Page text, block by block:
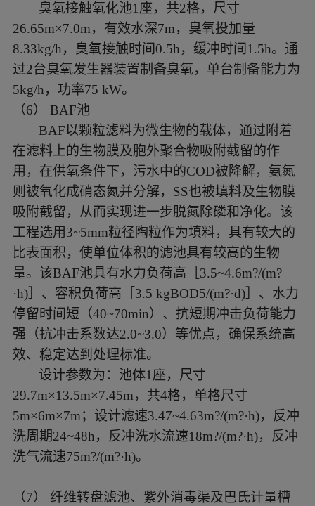
臭氧接触氧化池1座，共2格，尺寸
26.65m×7.0m，有效水深7m，臭氧投加量
8.33kg/h，臭氧接触时间0.5h，缓冲时间1.5h。通
过2台臭氧发生器装置制备臭氧，单台制备能力为
5kg/h，功率75 kW。
（6）
BAF池
BAF以颗粒滤料为微生物的载体，通过附着
在滤料上的生物膜及胞外聚合物吸附截留的作
用，在供氧条件下，污水中的COD被降解，氨氮
则被氧化成硝态氮并分解，SS也被填料及生物膜
吸附截留，从而实现进一步脱氮除磷和净化。该
工程选用3~5mm粒径陶粒作为填料，具有较大的
比表面积，使单位体积的滤池具有较高的生物
量。该BAF池具有水力负荷高［3.5~4.6m?/(m?
·h)］、容积负荷高［3.5 kgBOD5/(m?·d)］、水力
停留时间短（40~70min）、抗短期冲击负荷能力
强（抗冲击系数达2.0~3.0）等优点，确保系统高
效、稳定达到处理标准。
设计参数为：池体1座，尺寸
29.7m×13.5m×7.45m，共4格，单格尺寸
5m×6m×7m；设计滤速3.47~4.63m?/(m?·h)，反冲
洗周期24~48h，反冲洗水流速18m?/(m?·h)，反冲
洗气流速75m?/(m?·h)。
（7）
纤维转盘滤池、紫外消毒渠及巴氏计量槽